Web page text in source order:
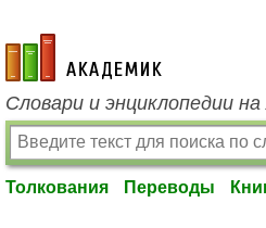
academic.ru
Словари и энциклопедии
Толкования Переводы